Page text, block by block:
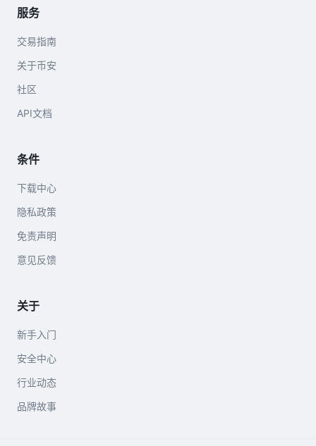
服务
交易指南
关于币安
社区
API文档
条件
下载中心
隐私政策
免责声明
意见反馈
关于
新手入门
安全中心
行业动态
品牌故事